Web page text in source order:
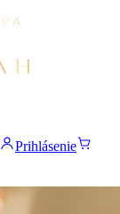
Prihlásenie